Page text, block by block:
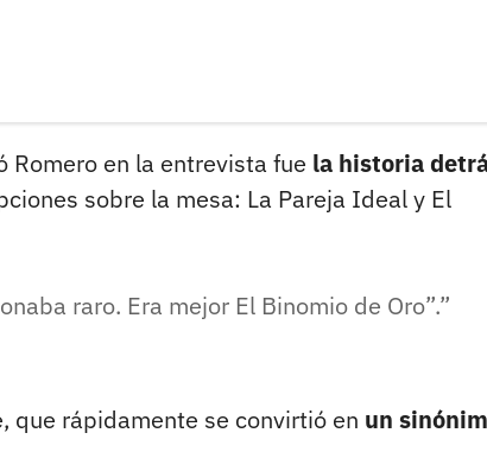
Romero en la entrevista fue la historia
sobre la mesa: La Pareja Ideal y El
raro. Era mejor El Binomio de Oro”.
que rápidamente se convirtió en un